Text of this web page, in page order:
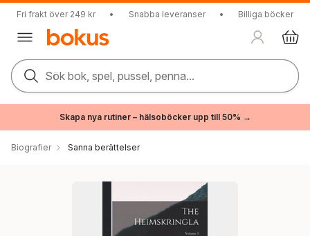
Fri frakt över 249 kr • Snabba leveranser • Billiga böcker
Sök bok, spel, pussel, penna...
Skapa nya rutiner – hälsoböcker upp till 50% →
Biografier Sanna berättelser